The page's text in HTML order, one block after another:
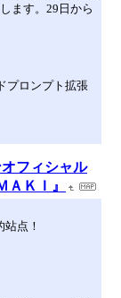
ます。29日から
プロンプト拡張
フィシャル
ＫＩ』
点！